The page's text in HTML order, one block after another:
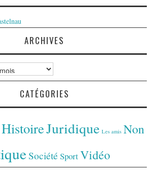
ARCHIVES
CATÉGORIES
HistoireJuridique Les amis Non
Société SportVidéo